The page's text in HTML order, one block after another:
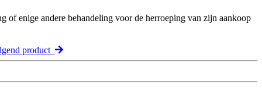
of enige andere behandeling voor de herroeping van zijn aankoop
product